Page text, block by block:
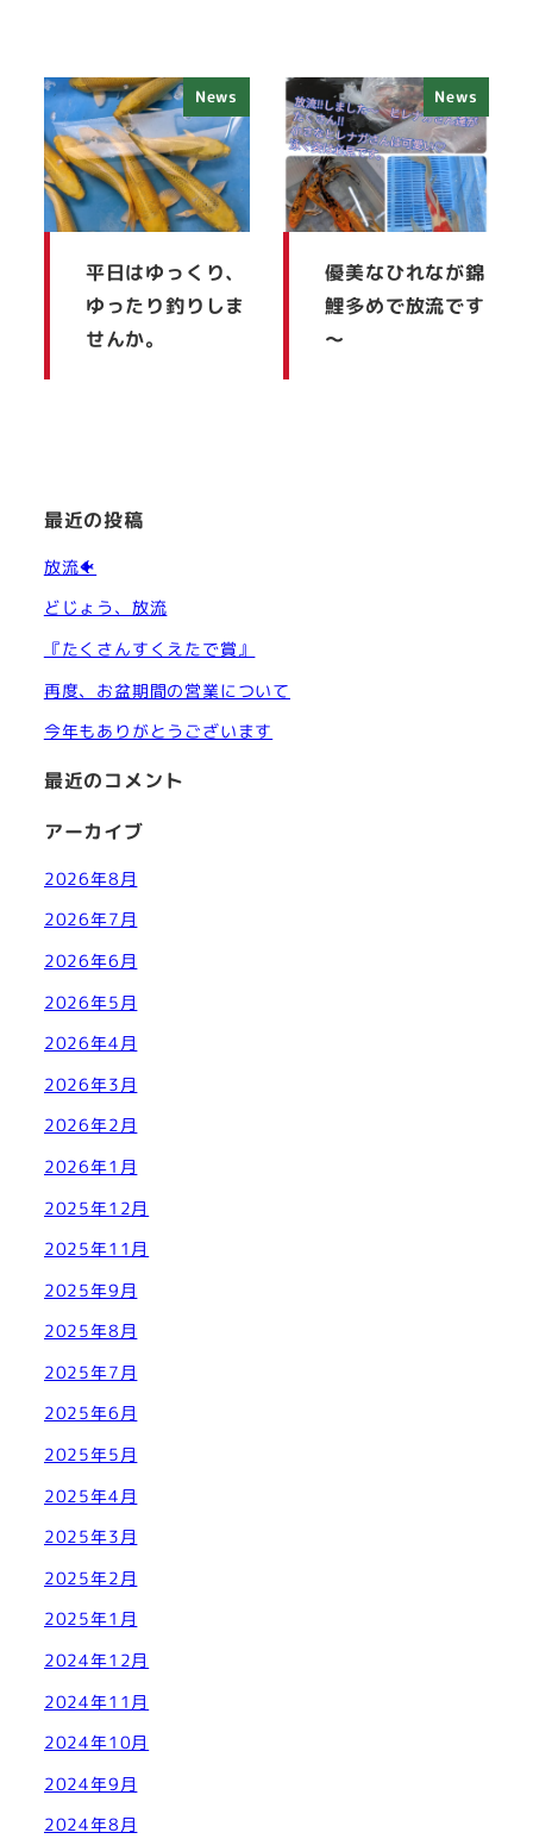
News
平日はゆっくり、
ゆったり釣りしま
せんか。
News
優美なひれなが錦
鯉多めで放流です
～
最近の投稿
放流🐠
どじょう、放流
『たくさんすくえたで賞』
再度、お盆期間の営業について
今年もありがとうございます
最近のコメント
アーカイブ
2026年8月
2026年7月
2026年6月
2026年5月
2026年4月
2026年3月
2026年2月
2026年1月
2025年12月
2025年11月
2025年9月
2025年8月
2025年7月
2025年6月
2025年5月
2025年4月
2025年3月
2025年2月
2025年1月
2024年12月
2024年11月
2024年10月
2024年9月
2024年8月